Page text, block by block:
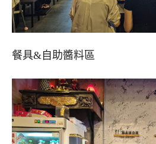
餐具&自助醬料區